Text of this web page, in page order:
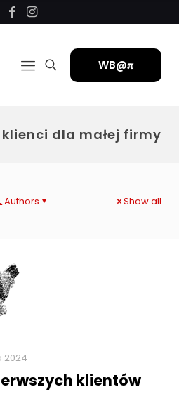
WB@𝛑
klienci dla małej firmy
Authors Show all
2024
klientów